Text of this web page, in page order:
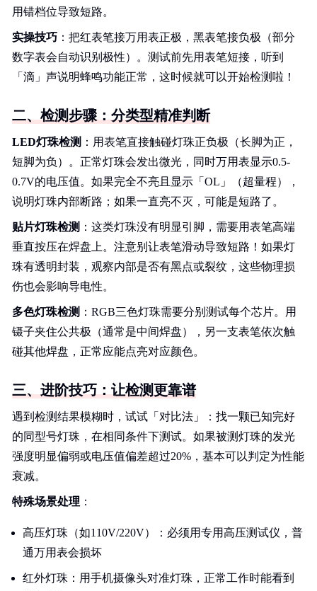
用错档位导致短路。
实操技巧 ：把红表笔接万用表正极，黑表笔接负极（部分
数字表会自动识别极性）。测试前先用表笔短接，听到
「滴」声说明蜂鸣功能正常，这时候就可以开始检测啦！
二、检测步骤：分类型精准判断
LED灯珠检测 ：用表笔直接触碰灯珠正负极（长脚为正，
短脚为负）。正常灯珠会发出微光，同时万用表显示0.5-
0.7V的电压值。如果完全不亮且显示「OL」（超量程），
说明灯珠内部断路；如果一直亮不灭，可能是短路了。
贴片灯珠检测 ：这类灯珠没有明显引脚，需要用表笔高端
垂直按压在焊盘上。注意别让表笔滑动导致短路！如果灯
珠有透明封装，观察内部是否有黑点或裂纹，这些物理损
伤也会影响导电性。
多色灯珠检测 ：RGB三色灯珠需要分别测试每个芯片。用
镊子夹住公共极（通常是中间焊盘），另一支表笔依次触
碰其他焊盘，正常应能点亮对应颜色。
三、进阶技巧：让检测更靠谱
遇到检测结果模糊时，试试「对比法」：找一颗已知完好
的同型号灯珠，在相同条件下测试。如果被测灯珠的发光
强度明显偏弱或电压值偏差超过20%，基本可以判定为性能
衰减。
特殊场景处理 ：
高压灯珠（如110V/220V）：必须用专用高压测试仪，普
通万用表会损坏
红外灯珠：用手机摄像头对准灯珠，正常工作时能看到